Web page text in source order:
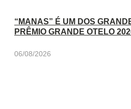
“MANAS” É UM DOS
PRÊMIO GRANDE OTELO
06/08/2026